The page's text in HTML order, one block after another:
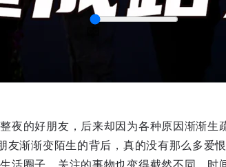
夜的好朋友，后来却因为各种原因渐渐生
友渐渐变陌生的背后，真的没有那么多爱
活圈子，关注的事物也变得截然不同。时